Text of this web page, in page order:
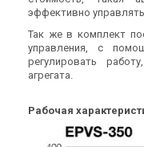
эффективно
Так же в комплект
управления, с
регулировать
агрегата.
Рабочая